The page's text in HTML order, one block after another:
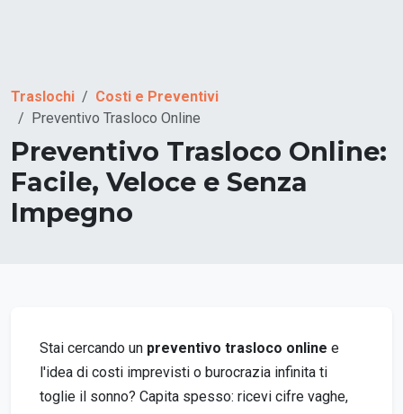
Traslochi
Costi e Preventivi
Preventivo Trasloco Online
Preventivo Trasloco Online:
Facile, Veloce e Senza
Impegno
Stai cercando un preventivo trasloco online e
l'idea di costi imprevisti o burocrazia infinita ti
toglie il sonno? Capita spesso: ricevi cifre vaghe,